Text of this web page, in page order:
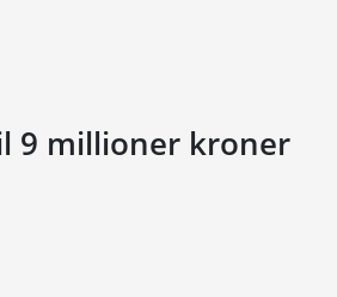
9 millioner kroner